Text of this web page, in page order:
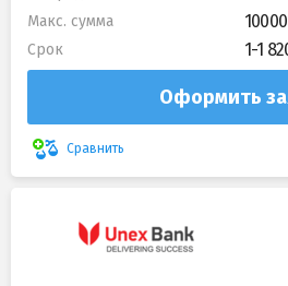
Макс. сумма
Срок 1-1
Оформить
Сравнить